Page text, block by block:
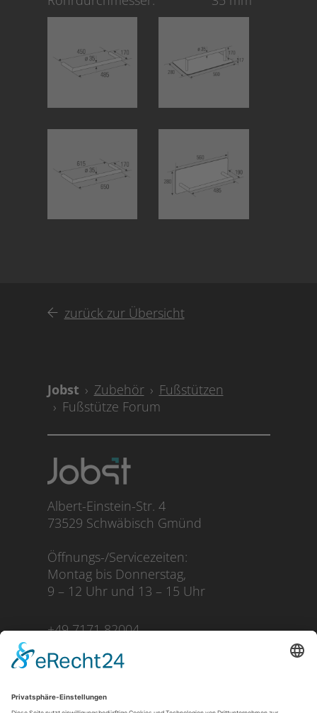
zurück zur Übersicht
Zubehör
Fußstützen
Fußstütze Forum
Albert-Einstein-Str. 4
73529 Schwäbisch Gmünd
Öffnungs-/Servicezeiten:
Montag bis Donnerstag,
9 – 12 Uhr und 13 – 15 Uhr
+49 7171 82004